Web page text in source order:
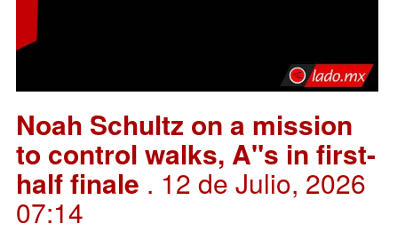
Noah Schultz on a mission
to control walks, A"s in first-
half finale . 12 de Julio, 2026
07:14